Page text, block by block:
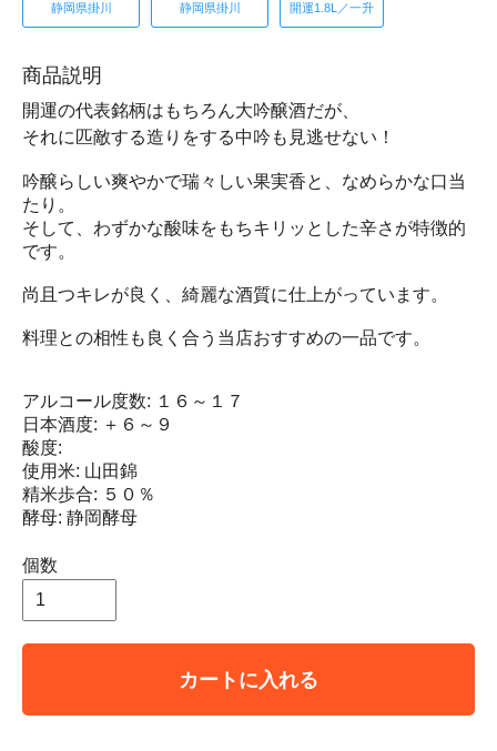
静岡県掛川
静岡県掛川
開運1.8L／一升
商品説明
開運の代表銘柄はもちろん大吟醸酒だが、
それに匹敵する造りをする中吟も見逃せない！
吟醸らしい爽やかで瑞々しい果実香と、なめらかな口当
たり。
そして、わずかな酸味をもちキリッとした辛さが特徴的
です。
尚且つキレが良く、綺麗な酒質に仕上がっています。
料理との相性も良く合う当店おすすめの一品です。
アルコール度数: １６～１７
日本酒度: ＋６～９
酸度:
使用米: 山田錦
精米歩合: ５０％
酵母: 静岡酵母
個数
カートに入れる